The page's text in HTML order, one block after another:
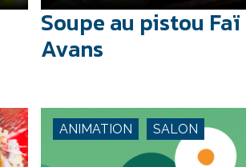
Soupe au pistou Faï
Avans
ANIMATION SALON